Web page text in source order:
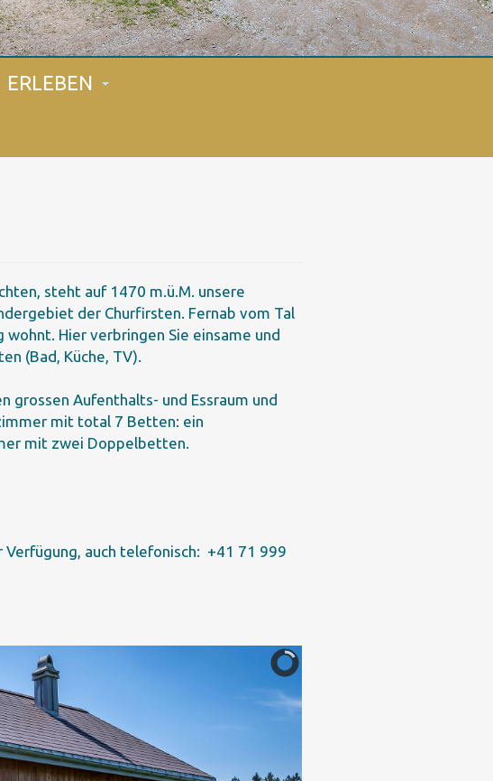
ERLEBEN
steht auf 1470 m.ü.M. unsere
der Churfirsten. Fernab vom Tal
Hier verbringen Sie einsame und
(Bad, Küche, TV).
grossen Aufenthalts- und Essraum und
mit total 7 Betten: ein
mit zwei Doppelbetten.
Verfügung, auch telefonisch: +41 71 999